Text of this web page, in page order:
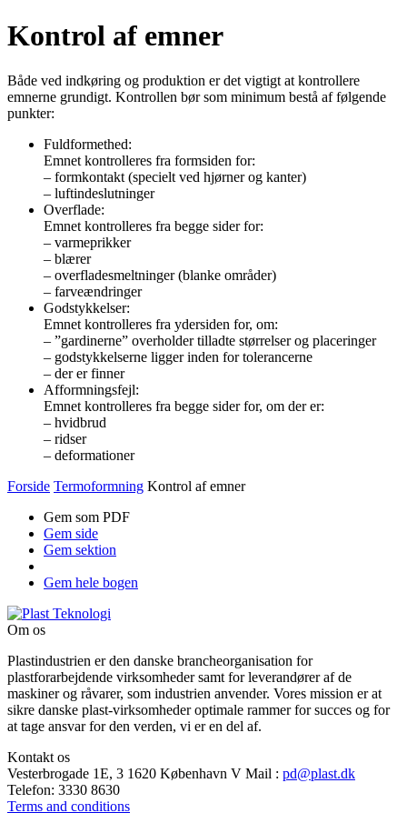
Kontrol af emner
Både ved indkøring og produktion er det vigtigt at kontrollere
emnerne grundigt. Kontrollen bør som minimum bestå af følgende
punkter:
Fuldformethed:
Emnet kontrolleres fra formsiden for:
– formkontakt (specielt ved hjørner og kanter)
– luftindeslutninger
Overflade:
Emnet kontrolleres fra begge sider for:
– varmeprikker
– blærer
– overfladesmeltninger (blanke områder)
– farveændringer
Godstykkelser:
Emnet kontrolleres fra ydersiden for, om:
– ”gardinerne” overholder tilladte størrelser og placeringer
– godstykkelserne ligger inden for tolerancerne
– der er finner
Afformningsfejl:
Emnet kontrolleres fra begge sider for, om der er:
– hvidbrud
– ridser
– deformationer
Forside Termoformning Kontrol af emner
Gem som PDF
Gem side
Gem sektion
Gem hele bogen
Om os
Plastindustrien er den danske brancheorganisation for
plastforarbejdende virksomheder samt for leverandører af de
maskiner og råvarer, som industrien anvender. Vores mission er at
sikre danske plast-virksomheder optimale rammer for succes og for
at tage ansvar for den verden, vi er en del af.
Kontakt os
Vesterbrogade 1E, 3 1620 København V Mail : pd@plast.dk
Telefon: 3330 8630
Terms and conditions